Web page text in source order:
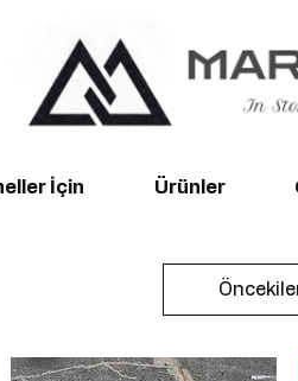
İçin Ürünler